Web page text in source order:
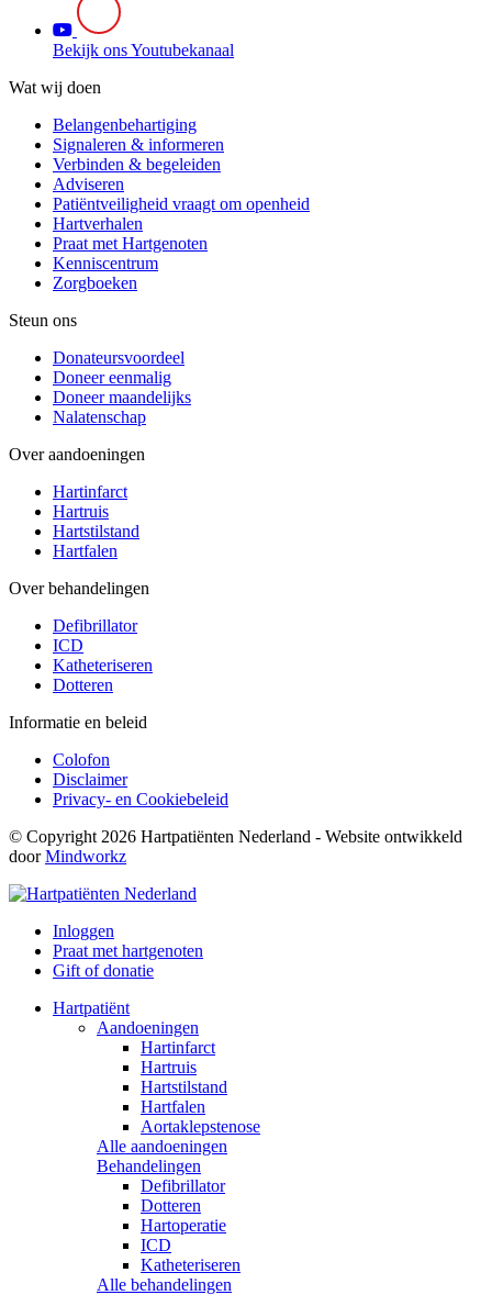
Bekijk ons Youtubekanaal
Wat wij doen
Belangenbehartiging
Signaleren & informeren
Verbinden & begeleiden
Adviseren
Patiëntveiligheid vraagt om openheid
Hartverhalen
Praat met Hartgenoten
Kenniscentrum
Zorgboeken
Steun ons
Donateursvoordeel
Doneer eenmalig
Doneer maandelijks
Nalatenschap
Over aandoeningen
Hartinfarct
Hartruis
Hartstilstand
Hartfalen
Over behandelingen
Defibrillator
ICD
Katheteriseren
Dotteren
Informatie en beleid
Colofon
Disclaimer
Privacy- en Cookiebeleid
© Copyright 2026 Hartpatiënten Nederland - Website ontwikkeld
doorMindworkz
Inloggen
Praat met hartgenoten
Gift of donatie
Hartpatiënt
Aandoeningen
Hartinfarct
Hartruis
Hartstilstand
Hartfalen
Aortaklepstenose
Alle aandoeningen
Behandelingen
Defibrillator
Dotteren
Hartoperatie
ICD
Katheteriseren
Alle behandelingen